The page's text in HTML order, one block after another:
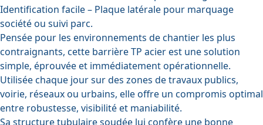
Identification facile– Plaque latérale pour marquage
société ou suivi parc.
Pensée pour les environnements de chantier les plus
contraignants, cette barrière TP acier est une solution
simple, éprouvée et immédiatement opérationnelle.
Utilisée chaque jour sur des zones de travaux publics,
voirie, réseaux ou urbains, elle offre un compromis optimal
entre robustesse, visibilité et maniabilité.
Sa structure tubulaire soudée lui confère une bonne